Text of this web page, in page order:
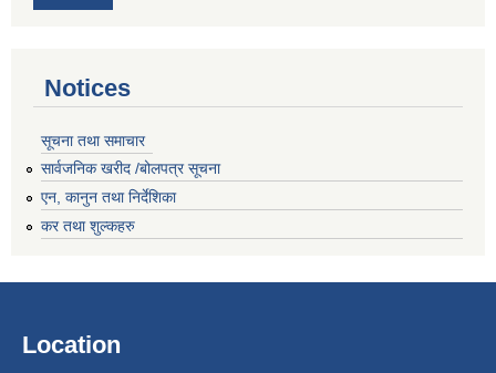
Notices
सूचना तथा समाचार
सार्वजनिक खरीद /बोलपत्र सूचना
एन, कानुन तथा निर्देशिका
कर तथा शुल्कहरु
Location